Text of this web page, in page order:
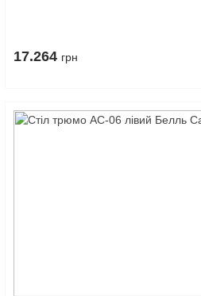
17.264 грн